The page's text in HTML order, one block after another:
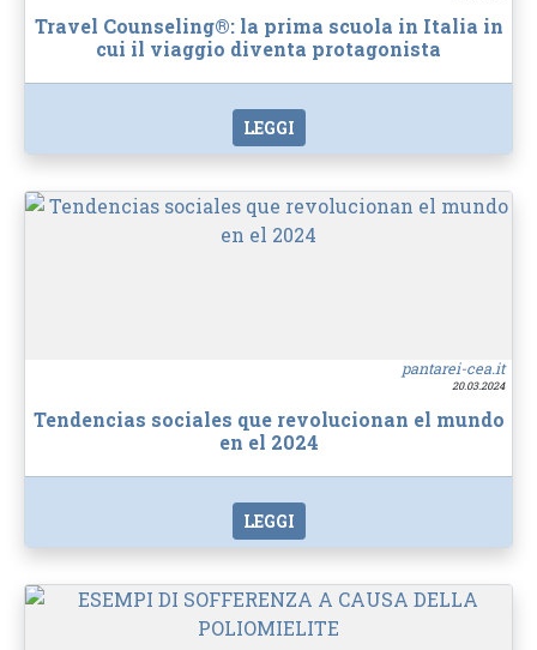
Travel Counseling®: la prima scuola in Italia in
cui il viaggio diventa protagonista
LEGGI
pantarei-cea.it
20.03.2024
Tendencias sociales que revolucionan el mundo
en el 2024
LEGGI